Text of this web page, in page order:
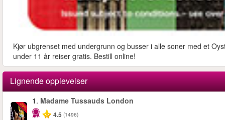
Kjør ubgrenset med undergrunn og busser i alle soner med et
under 11 år reiser gratis. Bestill online!
Lignende opplevelser
-25%
1. Madame Tussauds London
4.5 (1496)